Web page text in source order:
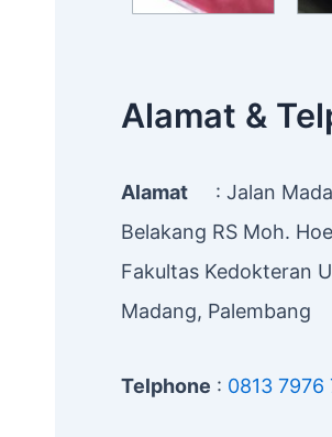
Alamat &
Alamat : Jalan
Belakang RS Moh.
Fakultas Kedokteran
Madang, Palembang
Telphone : 0813 7976